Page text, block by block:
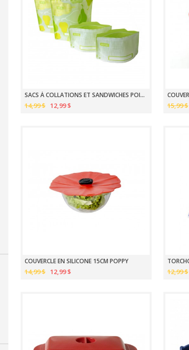
SACS À COLLATIONS ET SANDWICHES POIRE PAQUET DE 4
14,99 $ 12,99 $ 15,99 $
COUVERCLE EN SILICONE 15CM POPPY
14,99 $ 12,99 $ 12,99 $